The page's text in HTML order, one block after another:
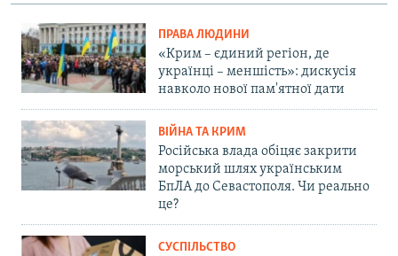
ПРАВА ЛЮДИНИ
«Крим – єдиний регіон, де
українці – меншість»: дискусія
навколо нової пам'ятної дати
ВІЙНА ТА КРИМ
Російська влада обіцяє закрити
морський шлях українським
БпЛА до Севастополя. Чи реально
це?
СУСПІЛЬСТВО